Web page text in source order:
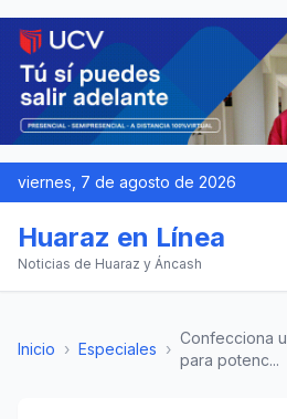
viernes, 7 de agosto de 2026
Huaraz en Línea
Noticias de Huaraz y Áncash
Inicio › Especiales ›
Confecciona
para potenc...